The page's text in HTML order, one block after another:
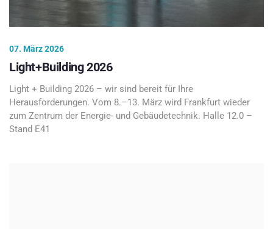
07. März 2026
Light+Building 2026
Light + Building 2026 – wir sind bereit für Ihre
Herausforderungen. Vom 8.–13. März wird Frankfurt wieder
zum Zentrum der Energie- und Gebäudetechnik. Halle 12.0 –
Stand E41